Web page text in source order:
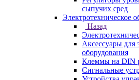
сыпучих сред
Электротехническое
Назад
Аксессуары для
оборудования
Клеммы на DIN
Сигнальные